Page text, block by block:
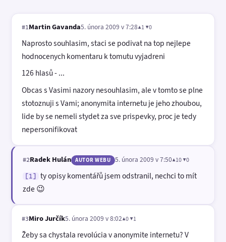
#1Martin Gavanda5. února 2009 v 7:28▲1 ▼0
Naprosto souhlasim, staci se podivat na top nejlepe
hodnocenych komentaru k tomutu vyjadreni
126 hlasů - ...
Obcas s Vasimi nazory nesouhlasim, ale v tomto se plne
stotoznuji s Vami; anonymita internetu je jeho zhoubou,
lide by se nemeli stydet za sve prispevky, proc je tedy
nepersonifikovat
#2Radek Hulán AUTOR WEBU 5. února 2009 v 7:50▲10 ▼0
[1]
ty opisy komentářů jsem odstranil, nechci to mít
zde 😉
#3Miro Jurčík5. února 2009 v 8:02▲0 ▼1
Žeby sa chystala revolúcia v anonymite internetu? V